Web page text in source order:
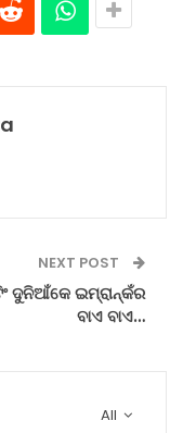
NEXT POST
ଦୁନିଆଁକେ ଇମ୍ରାନ୍‌କଁର
ବାଏ ବାଏ…
All